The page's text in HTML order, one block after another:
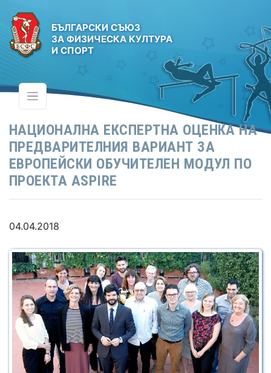
БЪЛГАРСКИ СЪЮЗ
ЗА ФИЗИЧЕСКА КУЛТУРА
И СПОРТ
НАЦИОНАЛНА ЕКСПЕРТНА ОЦЕНКА НА
ПРЕДВАРИТЕЛНИЯ ВАРИАНТ ЗА
ЕВРОПЕЙСКИ ОБУЧИТЕЛЕН МОДУЛ ПО
ПРОЕКТА ASPIRE
04.04.2018